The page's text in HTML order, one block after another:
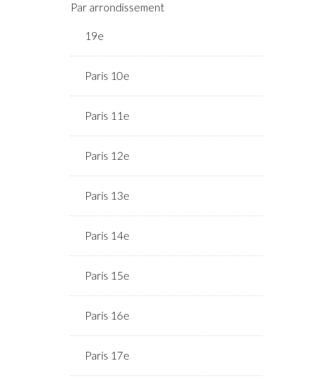
Par arrondissement
19e
Paris 10e
Paris 11e
Paris 12e
Paris 13e
Paris 14e
Paris 15e
Paris 16e
Paris 17e